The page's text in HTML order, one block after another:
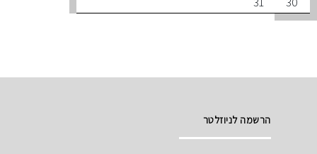
הרשמה לניוזלטר